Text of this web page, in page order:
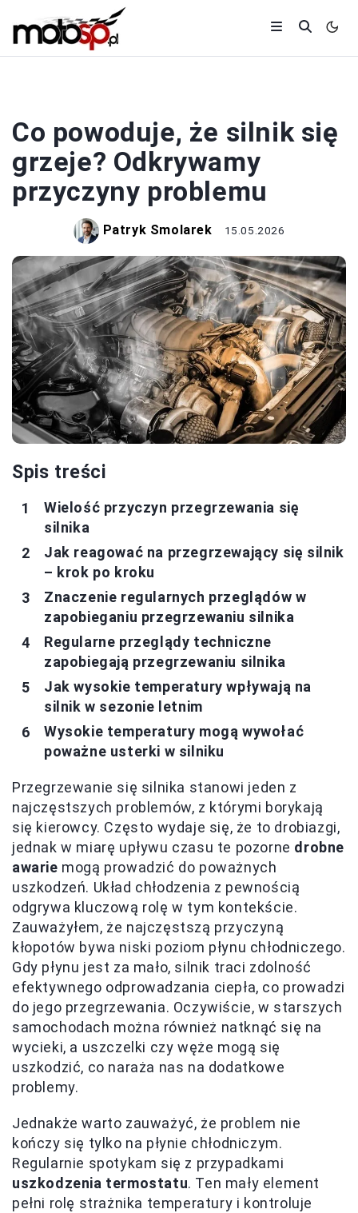
Co powoduje, że silnik się
grzeje? Odkrywamy
przyczyny problemu
Patryk Smolarek 15.05.2026
Spis treści
Wielość przyczyn przegrzewania się
silnika
Jak reagować na przegrzewający się silnik
– krok po kroku
Znaczenie regularnych przeglądów w
zapobieganiu przegrzewaniu silnika
Regularne przeglądy techniczne
zapobiegają przegrzewaniu silnika
Jak wysokie temperatury wpływają na
silnik w sezonie letnim
Wysokie temperatury mogą wywołać
poważne usterki w silniku
Przegrzewanie się silnika stanowi jeden z
najczęstszych problemów, z którymi borykają
się kierowcy. Często wydaje się, że to drobiazgi,
jednak w miarę upływu czasu te pozorne drobne
awarie mogą prowadzić do poważnych
uszkodzeń. Układ chłodzenia z pewnością
odgrywa kluczową rolę w tym kontekście.
Zauważyłem, że najczęstszą przyczyną
kłopotów bywa niski poziom płynu chłodniczego.
Gdy płynu jest za mało, silnik traci zdolność
efektywnego odprowadzania ciepła, co prowadzi
do jego przegrzewania. Oczywiście, w starszych
samochodach można również natknąć się na
wycieki, a uszczelki czy węże mogą się
uszkodzić, co naraża nas na dodatkowe
problemy.
Jednakże warto zauważyć, że problem nie
kończy się tylko na płynie chłodniczym.
Regularnie spotykam się z przypadkami
uszkodzenia termostatu. Ten mały element
pełni rolę strażnika temperatury i kontroluje